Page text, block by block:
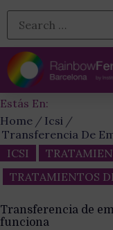
Estás En:
Home
Icsi
ICSI
TRATAMIENTOS
Transferencia de
funciona